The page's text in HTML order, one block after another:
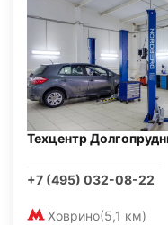
Техцентр
+7 (495) 032-08-22
Ховрино(5,1 км)